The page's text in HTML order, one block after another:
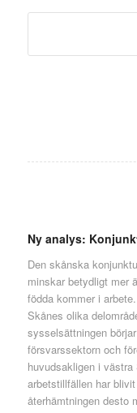
Ny analys:
Den skånska
minskar betydligt mer
födda kommer i
Skånes olika
sysselsättningen
försvarssektorn och
huvudsakligen i
arbetstillfällen har
återhämtningen desto